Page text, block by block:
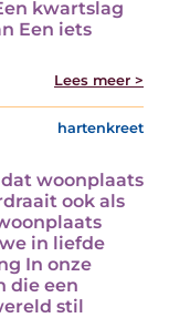
kwartslag
Een iets
Lees meer >
hartenkreet
woonplaats
ook als
in liefde
In onze
die een
stil